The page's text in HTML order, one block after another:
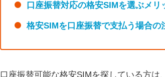
口座振替対応の格安SIMを選ぶメリ
格安SIMを口座振替で支払う場合の
口座振替可能な格安SIMを探している方は